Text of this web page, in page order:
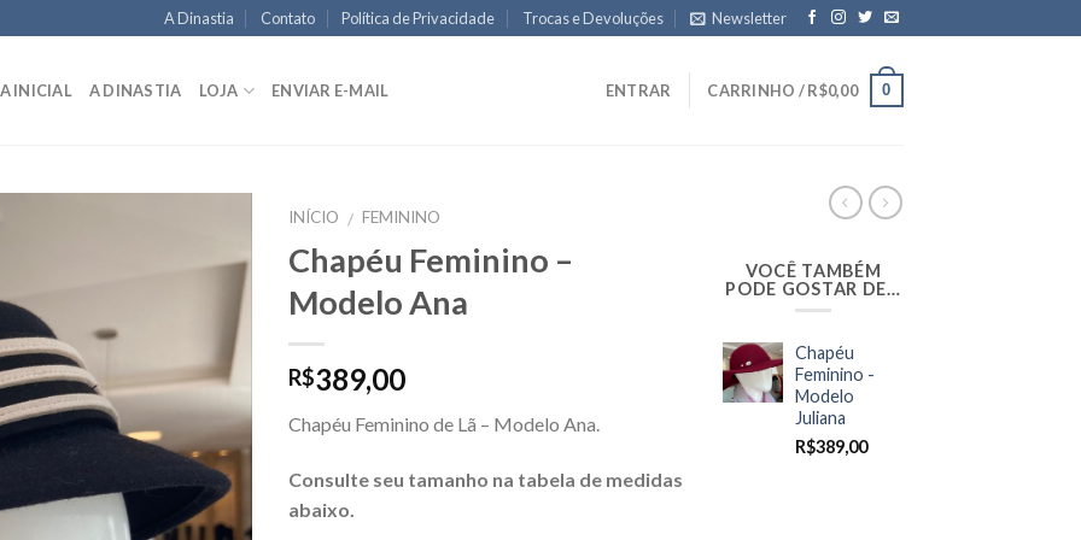
A Dinastia Contato Política de Privacidade Trocas e Devoluções Newsletter
INICIAL A DINASTIA LOJA ENVIAR E-MAIL ENTRAR CARRINHO /R$0,00 0
INÍCIO / FEMININO
Chapéu Feminino –
Modelo Ana
R$389,00
Chapéu Feminino de Lã – Modelo Ana.
Consulte seu tamanho na tabela de medidas
abaixo.
VOCÊ TAMBÉM
PODE GOSTAR DE…
Chapéu
Feminino -
Modelo
Juliana
R$389,00